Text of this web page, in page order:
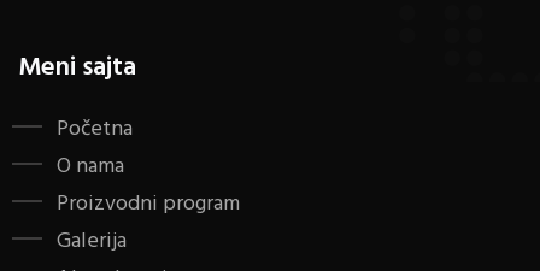
Meni sajta
Početna
O nama
Proizvodni program
Galerija